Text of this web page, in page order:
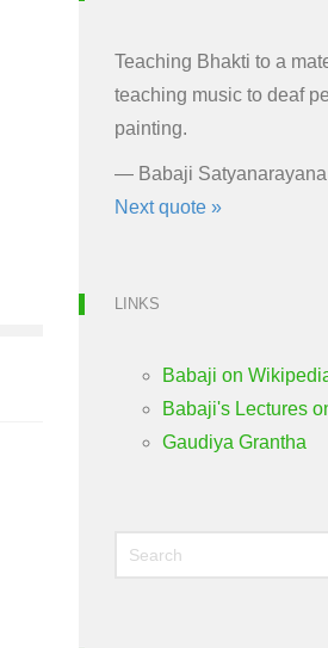
Teaching Bhakti to a
teaching music to deaf
painting.
— Babaji
Next quote »
LINKS
Babaji on
Babaji's Lectures
Gaudiya Grantha